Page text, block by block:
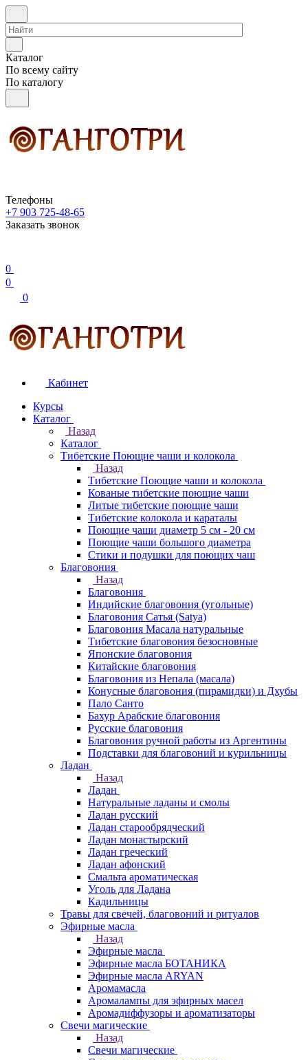
Каталог
По всему сайту
По каталогу
Телефоны
+7 903 725-48-65
Заказать звонок
0
0
0
Кабинет
Курсы
Каталог
Назад
Каталог
Тибетские Поющие чаши и колокола
Назад
Тибетские Поющие чаши и колокола
Кованые тибетские поющие чаши
Литые тибетские поющие чаши
Тибетские колокола и караталы
Поющие чаши диаметр 5 см - 20 см
Поющие чаши большого диаметра
Стики и подушки для поющих чаш
Благовония
Назад
Благовония
Индийские благовония (угольные)
Благовония Сатья (Satya)
Благовония Масала натуральные
Тибетские благовония безосновные
Японские благовония
Китайские благовония
Благовония из Непала (масала)
Конусные благовония (пирамидки) и Дхубы
Пало Санто
Бахур Арабские благовония
Русские благовония
Благовония ручной работы из Аргентины
Подставки для благовоний и курильницы
Ладан
Назад
Ладан
Натуральные ладаны и смолы
Ладан русский
Ладан старообрядческий
Ладан монастырский
Ладан греческий
Ладан афонский
Смальта ароматическая
Уголь для Ладана
Кадильницы
Травы для свечей, благовоний и ритуалов
Эфирные масла
Назад
Эфирные масла
Эфирные масла БОТАНИКА
Эфирные масла ARYAN
Аромамасла
Аромалампы для эфирных масел
Аромадиффузоры и ароматизаторы
Свечи магические
Назад
Свечи магические